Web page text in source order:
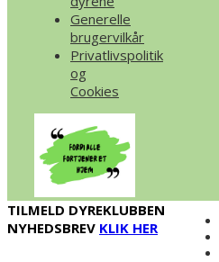
Generelle
brugervilkår
Privatlivspolitik
og
Cookies
TILMELD DYREKLUBBEN
NYHEDSBREV KLIK HER